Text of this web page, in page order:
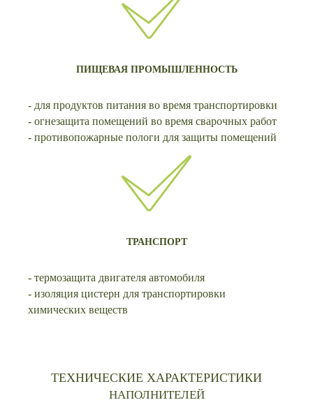
ПИЩЕВАЯ ПРОМЫШЛЕННОСТЬ
- для продуктов питания во время транспортировки
- огнезащита помещений во время сварочных работ
- противопожарные пологи для защиты помещений
ТРАНСПОРТ
- термозащита двигателя автомобиля
- изоляция цистерн для транспортировки
химических веществ
ТЕХНИЧЕСКИЕ ХАРАКТЕРИСТИКИ
НАПОЛНИТЕЛЕЙ